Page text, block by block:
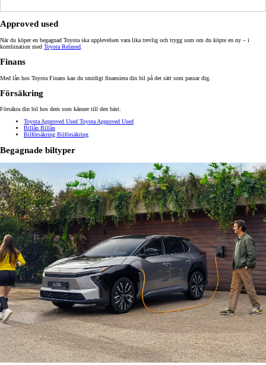
Approved used
När du köper en begagnad Toyota ska upplevelsen vara lika trevlig och trygg som om du köpte en ny – i
kombination med Toyota Relaxed
Finans
Med lån hos Toyota Finans kan du smidigt finansiera din bil på det sätt som passar dig.
Försäkring
Försäkra din bil hos dem som känner till den bäst.
Toyota Approved Used Toyota Approved Used
Billån Billån
Bilförsäkring Bilförsäkring
Begagnade biltyper